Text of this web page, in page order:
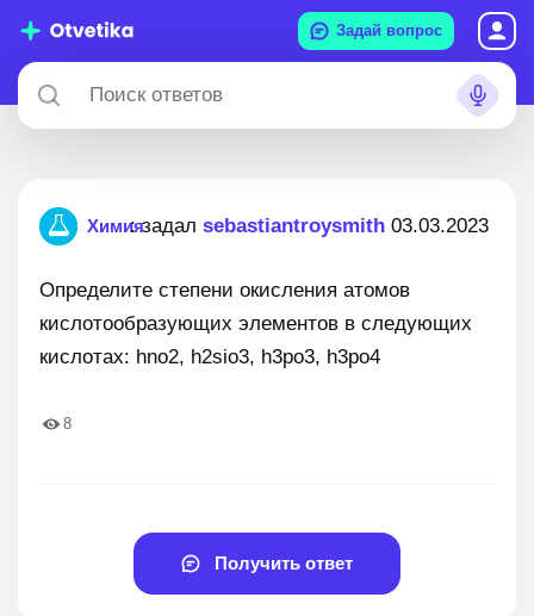
Задай вопрос
Химия: задал sebastiantroysmith 03.03.2023
Определите степени окисления атомов
кислотообразующих элементов в следующих
кислотах: hno2, h2sio3, h3po3, h3po4
8
Получить ответ